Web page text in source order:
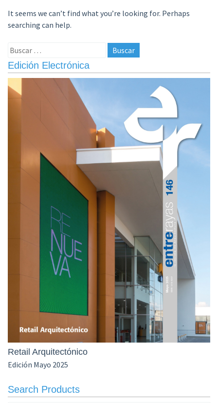
It seems we can’t find what you’re looking for. Perhaps
searching can help.
Buscar:
Edición Electrónica
Retail Arquitectónico
Edición Mayo 2025
Search Products